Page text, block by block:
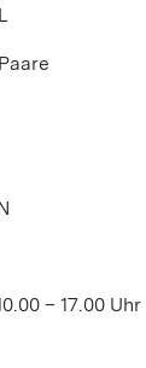
– 17.00 Uhr